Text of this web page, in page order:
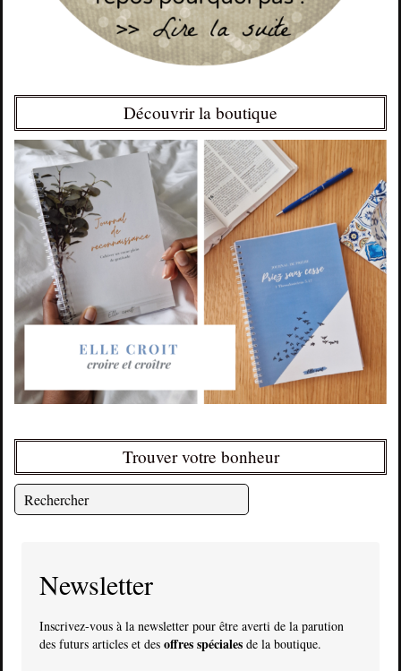
Découvrir la boutique
Trouver votre bonheur
Newsletter
Inscrivez-vous à la newsletter pour être averti de la parution
des futurs articles et des offres spéciales de la boutique.